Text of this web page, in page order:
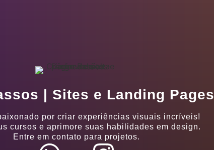
| Sites e Landing Pages
por criar experiências visuais incríveis!
cursos e aprimore suas habilidades em design.
Entre em contato para projetos.